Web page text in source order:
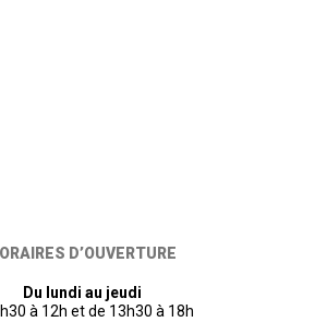
D’OUVERTURE
Du lundi au jeudi
à 12h et de 13h30 à 18h